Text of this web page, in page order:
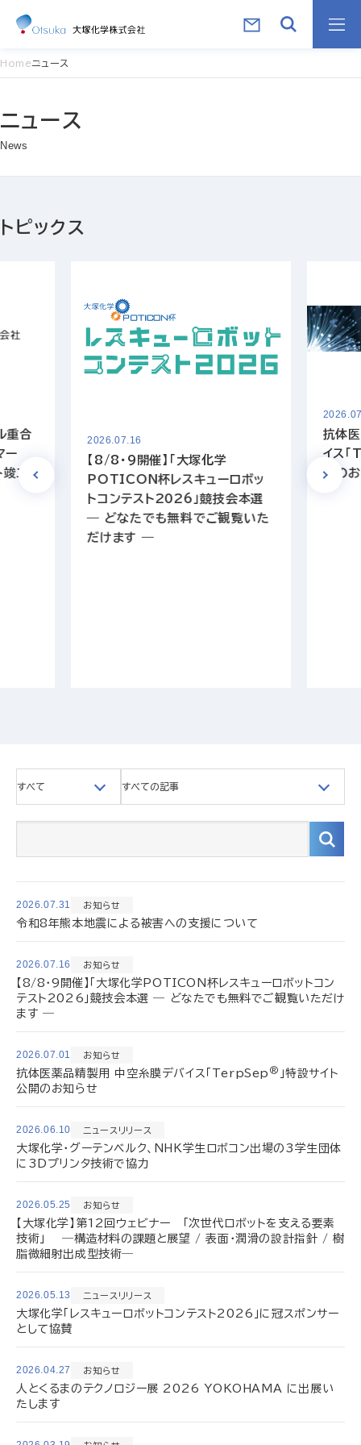
Home ニュース
ニュース
News
トピックス
重合
ー
工
2026.07.16
【8/8・9開催】「大塚化学
POTICON杯レスキューロボッ
トコンテスト2026」競技会本選
― どなたでも無料でご観覧いた
だけます ―
抗体
イス
開の
すべて すべての記事
2026.07.31 お知らせ
令和8年熊本地震による被害への支援について
2026.07.16 お知らせ
【8/8・9開催】「大塚化学POTICON杯レスキューロボットコン
テスト2026」競技会本選 ― どなたでも無料でご観覧いただけ
ます ―
2026.07.01 お知らせ
抗体医薬品精製用 中空糸膜デバイス「TerpSep ® 」特設サイト
公開のお知らせ
2026.06.10 ニュースリリース
大塚化学・グーテンベルク、NHK学生ロボコン出場の3学生団体
に3Dプリンタ技術で協力
2026.05.25 お知らせ
【大塚化学】第12回ウェビナー 「次世代ロボットを支える要素
技術」 ―構造材料の課題と展望 / 表面・潤滑の設計指針 / 樹
脂微細射出成型技術―
2026.05.13 ニュースリリース
大塚化学「レスキューロボットコンテスト2026」に冠スポンサー
として協賛
2026.04.27 お知らせ
人とくるまのテクノロジー展 2026 YOKOHAMA に出展い
たします